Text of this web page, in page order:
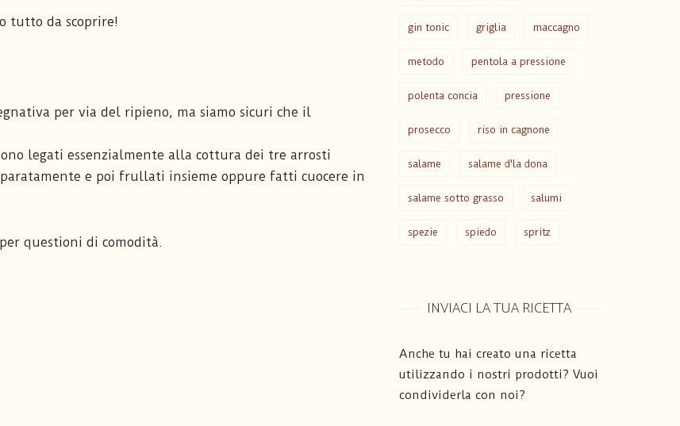
tutto da scoprire!
per via del ripieno, ma siamo sicuri che il
legati essenzialmente alla cottura dei tre arrosti
e poi frullati insieme oppure fatti cuocere in
questioni di comodità.
gin tonic griglia maccagno
metodo pentola a pressione
polenta concia pressione
prosecco riso in cagnone
salame salame d'la dona
salame sotto grasso salumi
spezie spiedo spritz
INVIACI LA TUA RICETTA
Anche tu hai creato una ricetta
utilizzando i nostri prodotti? Vuoi
condividerla con noi?